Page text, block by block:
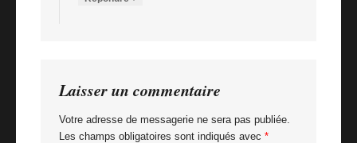
Laisser un commentaire
Votre adresse de messagerie ne sera pas publiée.
Les champs obligatoires sont indiqués avec *